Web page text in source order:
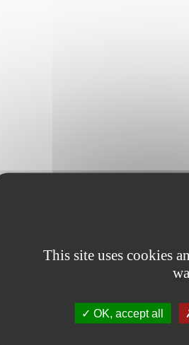
This site uses cookies
OK, accept all